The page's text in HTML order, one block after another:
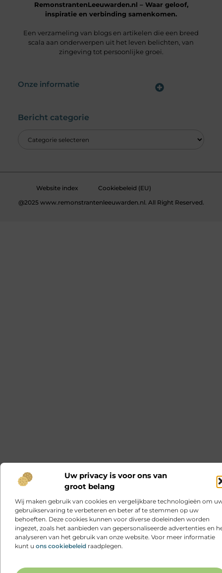
Uw privacy is voor ons van
groot belang
Wij maken gebruik van cookies en vergelijkbare technologieën om
gebruikservaring te verbeteren en beter af te stemmen op uw
behoeften. Deze cookies kunnen voor diverse doeleinden worden
ingezet, zoals het aanbieden van gepersonaliseerde advertenties en
analyseren van het gebruik van onze website. Voor meer informatie
kunt u ons cookiebeleid raadplegen.
RemonstrantenLeeuwarden.nl – Waar geloof,
inspiratie en verbinding samenkomen.
Een verzameling van blogs en artikelen die een breed
scala aan onderwerpen uit het leven belichten, van
zingeving tot persoonlijke groei.
Onze informatie
Bericht categorie
Website index
Cookiebeleid (EU)
@2025 www.remonstrantenleeuwarden.nl. All Right Reserved.